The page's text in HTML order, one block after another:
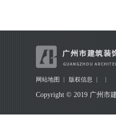
网站地图 版权信息
Copyright © 2019 广州市